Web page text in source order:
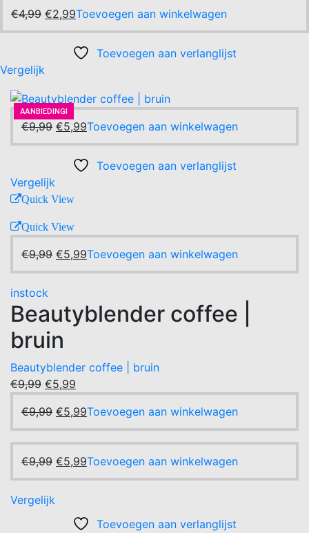
was:
€4,99.
is:
€2,99.
€4,99 Oorspronkelijke
prijs
€2,99Huidige
prijs
is:
€2,99.
Toevoegen aan winkelwagen
Toevoegen aan verlanglijst
Vergelijk
AANBIEDING!
€9,99 Oorspronkelijke
prijs
was:
€9,99.
€5,99Huidige
prijs
is:
Toevoegen aan winkelwagen
Toevoegen aan verlanglijst
Vergelijk
Quick View
Quick View
€9,99 Oorspronkelijke
prijs
€9,99.
€5,99Huidige
prijs
€5,99.
Toevoegen aan winkelwagen
instock
Beautyblender coffee |
bruin
Beautyblender coffee | bruin
€9,99 Oorspronkelijke
was:
€9,99.
€5,99
is:
€5,99.
-40%
€9,99 Oorspronkelijke
prijs
was:
€9,99.
€5,99Huidige
prijs
is:
€5,99.
Toevoegen aan winkelwagen
€9,99 Oorspronkelijke
prijs
€5,99Huidige
prijs
Toevoegen aan winkelwagen
Vergelijk
Toevoegen aan verlanglijst
AANBIEDING!